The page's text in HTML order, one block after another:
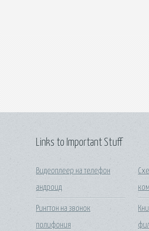
Links to Important Stuff
Видеоплеер на телефон
андроид
Рингтон на звонок
полифония